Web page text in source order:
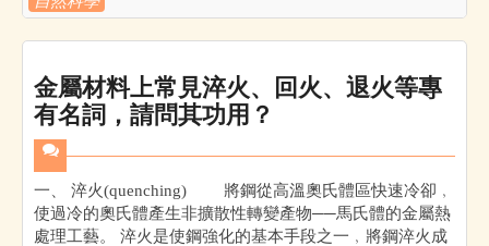
金屬材料上常見淬火、回火、退火等專
有名詞，請問其功用？
一、 淬火(quenching) 將鋼從高溫奧氏體區快速冷卻﹐
使過冷的奧氏體產生非擴散性轉變產物──馬氏體的金屬熱
處理工藝。 淬火是使鋼強化的基本手段之一﹐將鋼淬火成